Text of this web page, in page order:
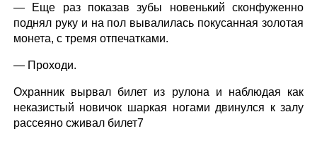
— Еще раз показав зубы новенький сконфуженно
поднял руку и на пол вывалилась покусанная золотая
монета, с тремя отпечатками.
— Проходи.
Охранник вырвал билет из рулона и наблюдая как
неказистый новичок шаркая ногами двинулся к залу
рассеяно сживал билет7